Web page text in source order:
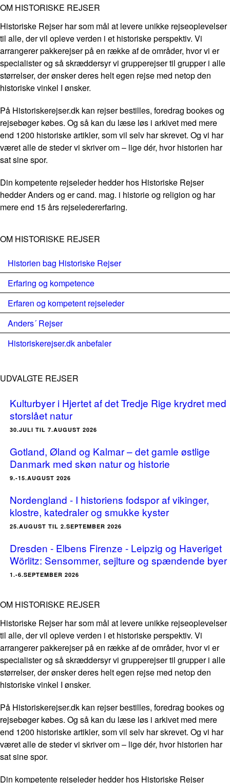
OM HISTORISKE REJSER
Historiske Rejser har som mål at levere unikke rejseoplevelser
til alle, der vil opleve verden i et historiske perspektiv. Vi
arrangerer pakkerejser på en række af de områder, hvor vi er
specialister og så skræddersyr vi grupperejser til grupper i alle
størrelser, der ønsker deres helt egen rejse med netop den
historiske vinkel I ønsker.
På Historiskerejser.dk kan rejser bestilles, foredrag bookes og
rejsebøger købes. Og så kan du læse løs i arkivet med mere
end 1200 historiske artikler, som vil selv har skrevet. Og vi har
været alle de steder vi skriver om – lige dér, hvor historien har
sat sine spor.
Din kompetente rejseleder hedder hos Historiske Rejser
hedder Anders og er cand. mag. i historie og religion og har
mere end 15 års rejseledererfaring.
OM HISTORISKE REJSER
Historien bag Historiske Rejser
Erfaring og kompetence
Erfaren og kompetent rejseleder
Anders´ Rejser
Historiskerejser.dk anbefaler
UDVALGTE REJSER
Kulturbyer i Hjertet af det Tredje Rige krydret med
storslået natur
30.JULI TIL 7.AUGUST 2026
Gotland, Øland og Kalmar – det gamle østlige
Danmark med skøn natur og historie
9.-15.AUGUST 2026
Nordengland - I historiens fodspor af vikinger,
klostre, katedraler og smukke kyster
25.AUGUST TIL 2.SEPTEMBER 2026
Dresden - Elbens Firenze - Leipzig og Haveriget
Wörlitz: Sensommer, sejlture og spændende byer
1.-6.SEPTEMBER 2026
OM HISTORISKE REJSER
Historiske Rejser har som mål at levere unikke rejseoplevelser
til alle, der vil opleve verden i et historiske perspektiv. Vi
arrangerer pakkerejser på en række af de områder, hvor vi er
specialister og så skræddersyr vi grupperejser til grupper i alle
størrelser, der ønsker deres helt egen rejse med netop den
historiske vinkel I ønsker.
På Historiskerejser.dk kan rejser bestilles, foredrag bookes og
rejsebøger købes. Og så kan du læse løs i arkivet med mere
end 1200 historiske artikler, som vil selv har skrevet. Og vi har
været alle de steder vi skriver om – lige dér, hvor historien har
sat sine spor.
Din kompetente rejseleder hedder hos Historiske Rejser